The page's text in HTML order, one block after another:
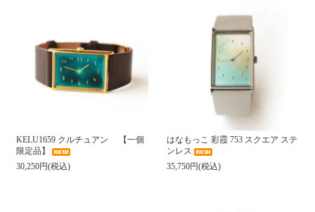
KELU1659 クルチュアン 【一個
限定品】
30,250円(税込)
はなもっこ 彩霞 753 スクエア ステ
ンレス
35,750円(税込)